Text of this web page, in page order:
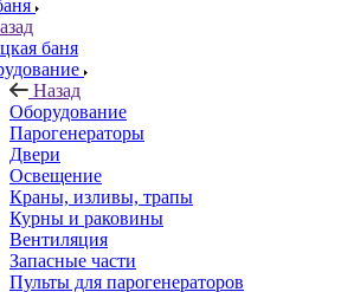
баня
Назад
Оборудование
Парогенераторы
Двери
Освещение
Краны, изливы, трапы
Курны и раковины
Вентиляция
Запасные части
Пульты для парогенераторов